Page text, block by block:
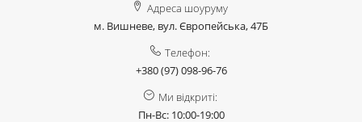
Адреса шоуруму
м. Вишневе, вул. Європейська, 47Б
Телефон:
+380 (97) 098-96-76
Ми відкриті:
Пн-Вс: 10:00-19:00